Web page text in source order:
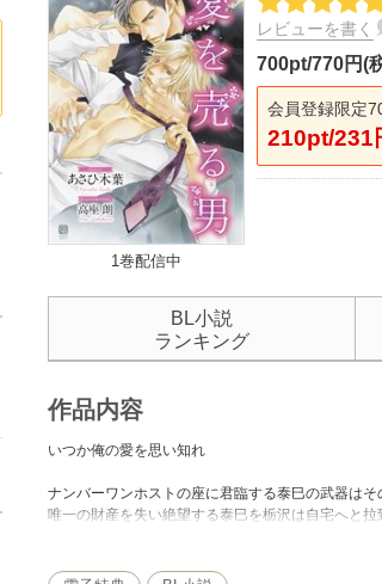
1巻配信中
レビューを書く
700pt/770円(
会員登録限定
210pt/231
BL小説
ランキング
作品内容
いつか俺の愛を思い知れ
ナンバーワンホストの座に君臨する泰巳の武器は
唯一の財産を失い絶望する泰巳を栃沢は自宅へと
――金と引き替えにそんなきわどい駆け引きを提供